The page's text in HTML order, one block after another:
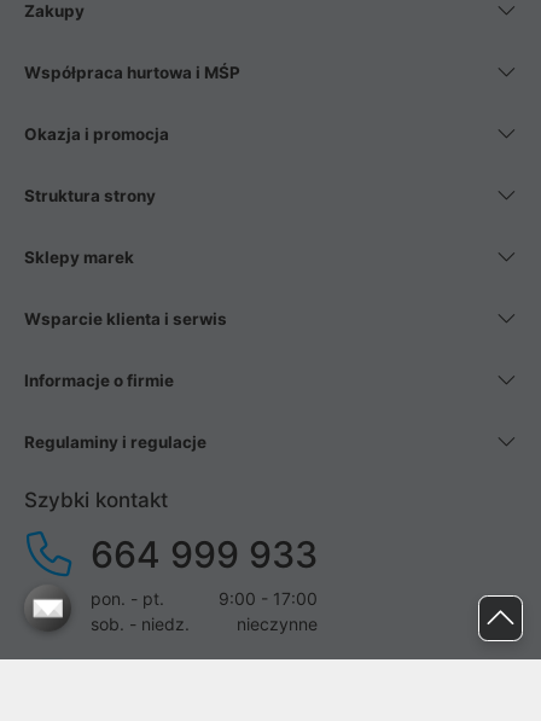
Zakupy
Współpraca hurtowa i MŚP
Okazja i promocja
Struktura strony
Sklepy marek
Wsparcie klienta i serwis
Informacje o firmie
Regulaminy i regulacje
Szybki kontakt
664 999 933
pon. - pt.
9:00 - 17:00
sob. - niedz.
nieczynne